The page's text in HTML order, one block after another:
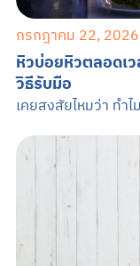
กรกฎาคม 22, 2026
หิวบ่อยหิวตลอดเ
วิธีรับมือ
เคยสงสัยไหมว่า ทำ